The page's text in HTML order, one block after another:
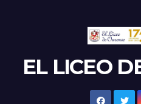
EL LICEO